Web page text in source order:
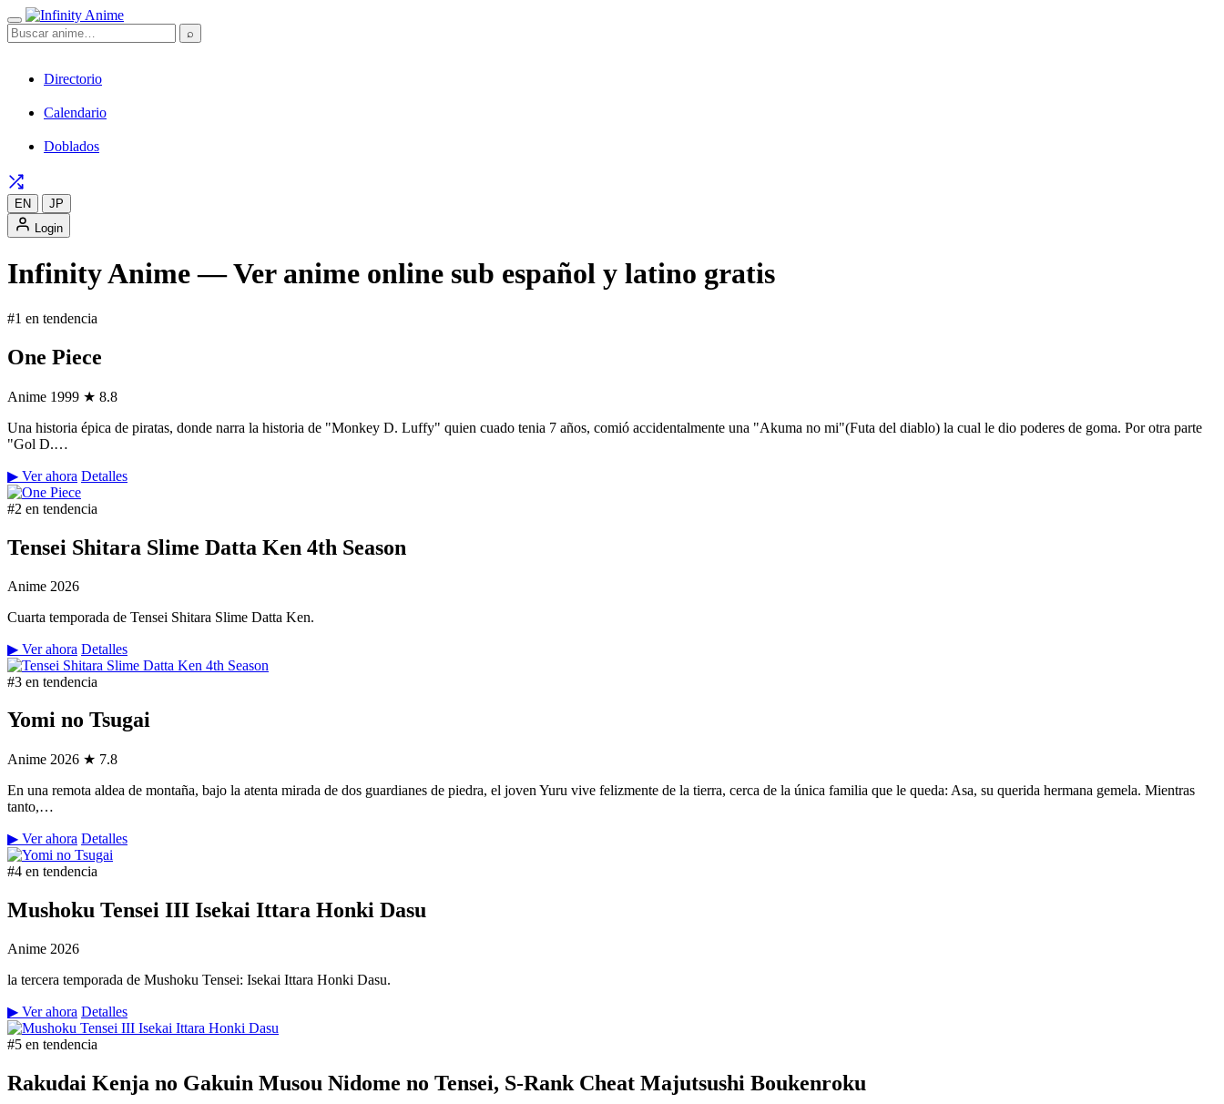
⌕
Directorio
Calendario
Doblados
EN
JP
Login
Infinity Anime — Ver anime online sub español y latino gratis
#1 en tendencia
One Piece
Anime 1999 ★ 8.8
Una historia épica de piratas, donde narra la historia de "Monkey D. Luffy" quien cuado tenia 7 años, comió accidentalmente una "Akuma no mi"(Futa del diablo) la cual le dio poderes de goma. Por otra parte
"Gol D.…
▶ Ver ahora Detalles
#2 en tendencia
Tensei Shitara Slime Datta Ken 4th Season
Anime 2026
Cuarta temporada de Tensei Shitara Slime Datta Ken.
▶ Ver ahora Detalles
#3 en tendencia
Yomi no Tsugai
Anime 2026 ★ 7.8
En una remota aldea de montaña, bajo la atenta mirada de dos guardianes de piedra, el joven Yuru vive felizmente de la tierra, cerca de la única familia que le queda: Asa, su querida hermana gemela. Mientras
tanto,…
▶ Ver ahora Detalles
#4 en tendencia
Mushoku Tensei III Isekai Ittara Honki Dasu
Anime 2026
la tercera temporada de Mushoku Tensei: Isekai Ittara Honki Dasu.
▶ Ver ahora Detalles
#5 en tendencia
Rakudai Kenja no Gakuin Musou Nidome no Tensei, S-Rank Cheat Majutsushi Boukenroku